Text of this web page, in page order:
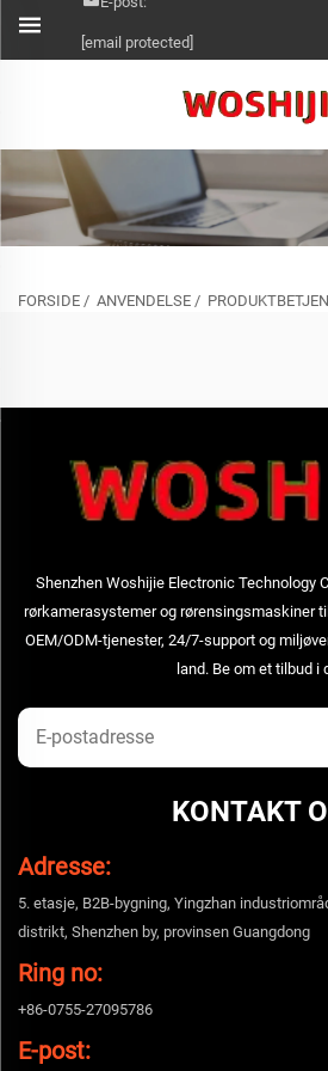
[email protected]
FORSIDE / ANVENDELSE /
Shenzhen Woshijie Electronic Technology
rørkamerasystemer og rørensingsmaskiner
OEM/ODM-tjenester, 24/7-support og
land. Be om et tilbud i
KONTAKT
Adresse:
5. etasje, B2B-bygning, Yingzhan
distrikt, Shenzhen by, provinsen Guangdong
Ring no:
+86-0755-27095786
E-post: